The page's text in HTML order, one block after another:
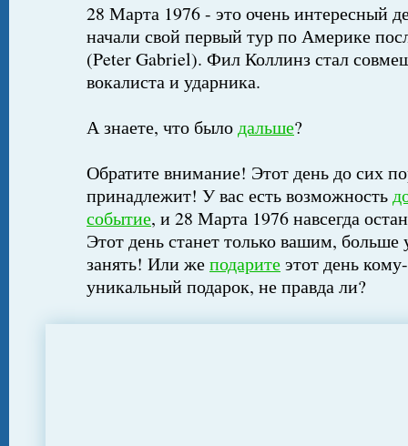
28 Марта 1976 - это очень интересный
начали свой первый тур по Америке
(Peter Gabriel). Фил Коллинз стал
вокалиста и ударника.
А знаете, что былодальше?
Обратите внимание! Этот день до сих
принадлежит! У вас есть возможность
событие, и 28 Марта 1976 навсегда
Этот день станет только вашим,
занять! Или жеподаритеэтот день
уникальный подарок, не правда ли?